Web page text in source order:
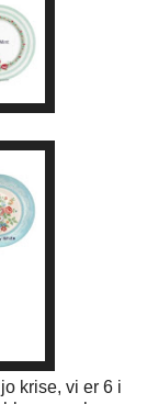
krise, vi er 6 i